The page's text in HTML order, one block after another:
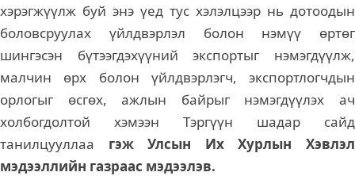
хэрэгжүүлж буй энэ үед тус хэлэлцээр нь дотоодын
боловсруулах үйлдвэрлэл болон нэмүү өртөг
шингэсэн бүтээгдэхүүний экспортыг нэмэгдүүлж,
малчин өрх болон үйлдвэрлэгч, экспортлогчдын
орлогыг өсгөх, ажлын байрыг нэмэгдүүлэх ач
холбогдолтой хэмээн Тэргүүн шадар сайд
танилцууллаа гэж Улсын Их Хурлын Хэвлэл
мэдээллийн газраас мэдээлэв.